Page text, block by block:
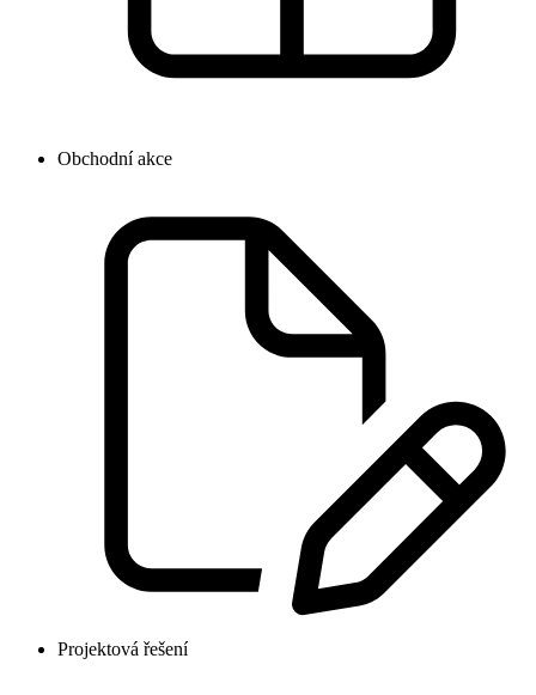
Obchodní akce
Projektová řešení